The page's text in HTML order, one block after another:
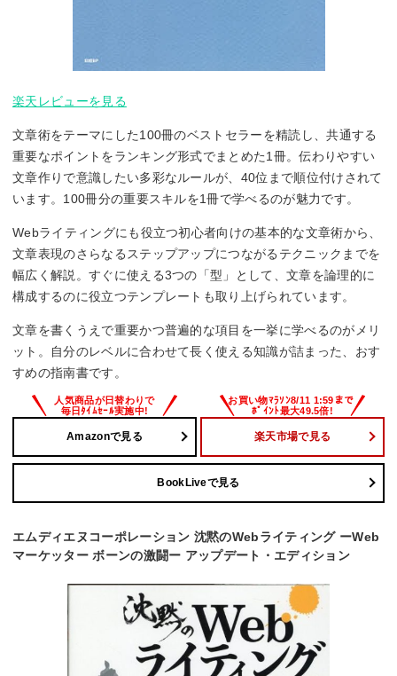
楽天レビューを見る
文章術をテーマにした100冊のベストセラーを精読し、共通する
重要なポイントをランキング形式でまとめた1冊。伝わりやすい
文章作りで意識したい多彩なルールが、40位まで順位付けされて
います。100冊分の重要スキルを1冊で学べるのが魅力です。
Webライティングにも役立つ初心者向けの基本的な文章術から、
文章表現のさらなるステップアップにつながるテクニックまでを
幅広く解説。すぐに使える3つの「型」として、文章を論理的に
構成するのに役立つテンプレートも取り上げられています。
文章を書くうえで重要かつ普遍的な項目を一挙に学べるのがメリ
ット。自分のレベルに合わせて長く使える知識が詰まった、おす
すめの指南書です。
Amazonで見る 楽天市場で見る
BookLiveで見る
エムディエヌコーポレーション 沈黙のWebライティング ーWeb
マーケッター ボーンの激闘ー アップデート・エディション